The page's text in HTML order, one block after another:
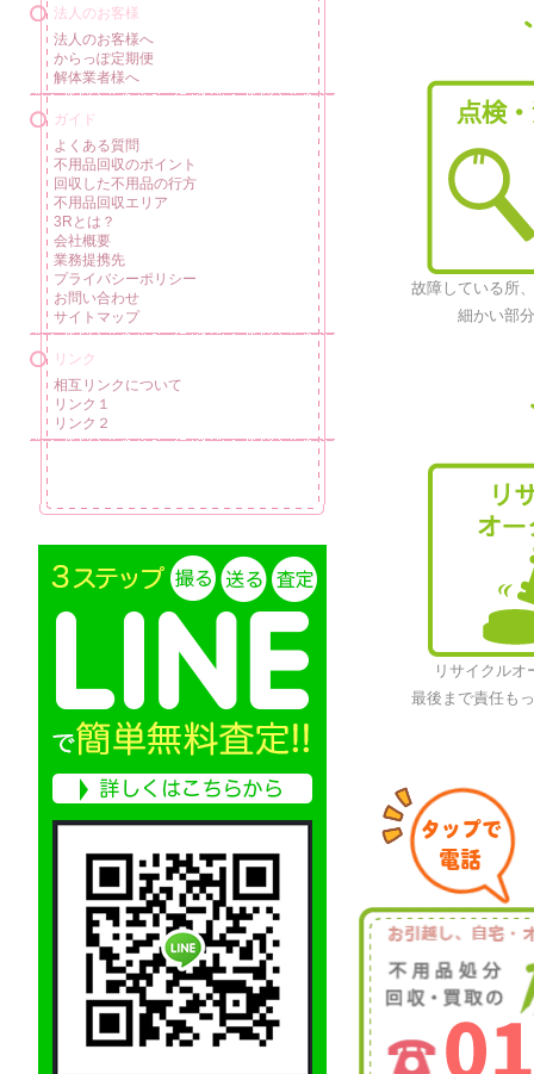
故障している所
細かい部
リサイクルオ
最後まで責任も
法人のお客様
法人のお客様へ
からっぽ定期便
解体業者様へ
ガイド
よくある質問
不用品回収のポイント
回収した不用品の行方
不用品回収エリア
3Rとは？
会社概要
業務提携先
プライバシーポリシー
お問い合わせ
サイトマップ
リンク
相互リンクについて
リンク１
リンク２